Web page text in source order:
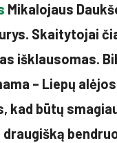
Mikalojaus
Skaitytojai
išklausomas.
– Liepų
kad būtų